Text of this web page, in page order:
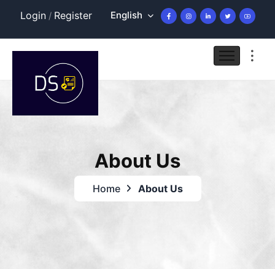
Login / Register English
About Us
Home About Us